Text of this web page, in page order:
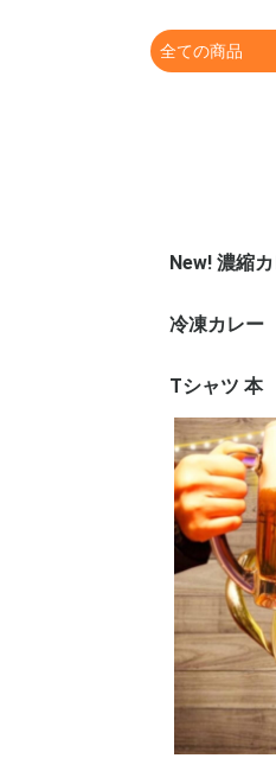
New! 濃縮
冷凍カレー
Tシャツ 本